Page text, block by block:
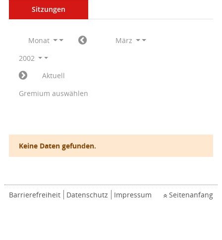
Sitzungen
Monat
März
2002
Aktuell
Gremium auswählen
Keine Daten gefunden.
Barrierefreiheit Datenschutz Impressum Seitenanfang